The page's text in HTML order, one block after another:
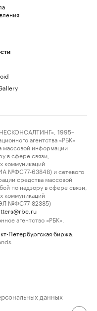
1995–
агентства «РБК»
массовой информации
в сфере связи,
коммуникаций
№ФС77-63848) и сетевого
средства массовой
по надзору в сфере связи,
коммуникаций
№ФС77-82385)
агентство «РБК».
Петербургская биржа
данных